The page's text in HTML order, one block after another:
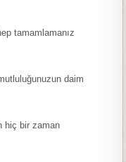
tamamlamanız
daim
hiç bir zaman